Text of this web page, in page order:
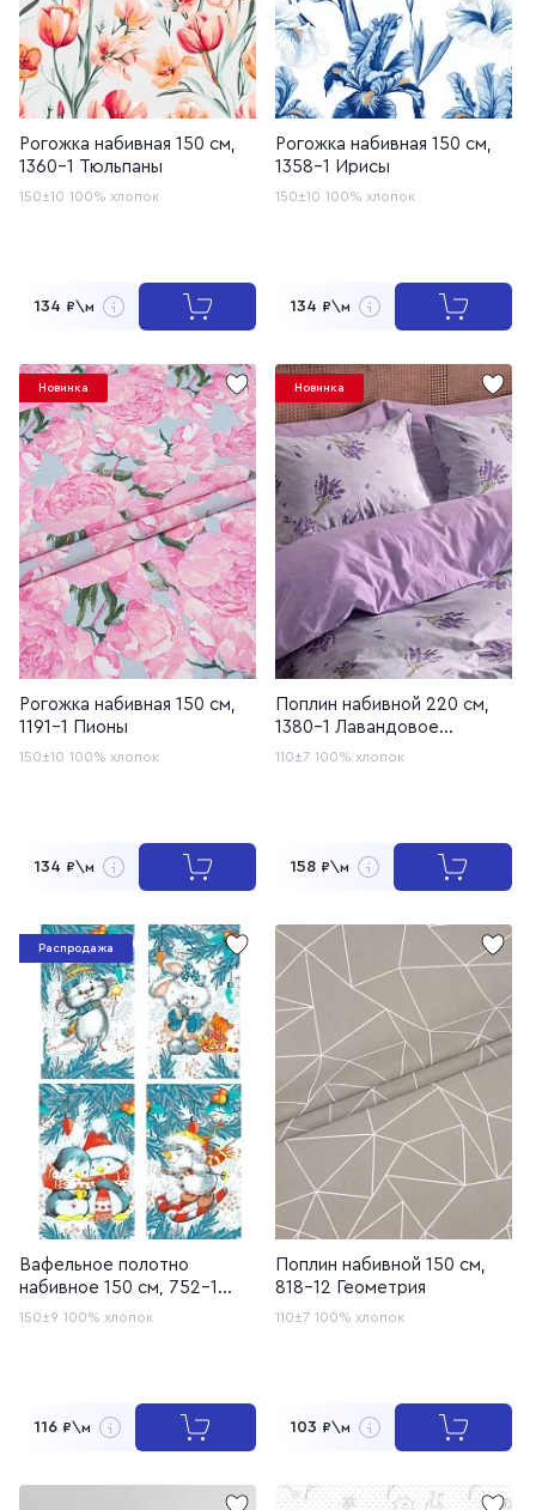
Рогожка набивная 150 см,
1360-1 Тюльпаны
150±10 100% хлопок
134 ₽\м
Рогожка набивная 150 см,
1358-1 Ирисы
150±10 100% хлопок
134 ₽\м
Новинка
Рогожка набивная 150 см,
1191-1 Пионы
150±10 100% хлопок
134 ₽\м
Новинка
Поплин набивной 220 см,
1380-1 Лавандовое
кружево
110±7 100% хлопок
158 ₽\м
Распродажа
Вафельное полотно
набивное 150 см, 752-1
Зимние игрушки
150±9 100% хлопок
116 ₽\м
Поплин набивной 150 см,
818-12 Геометрия
110±7 100% хлопок
103 ₽\м